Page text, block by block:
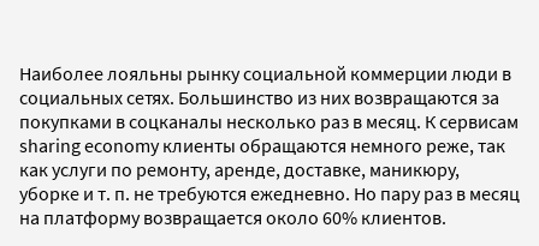
Наиболее лояльны рынку социальной коммерции люди в
социальных сетях. Большинство из них возвращаются за
покупками в соцканалы несколько раз в месяц. К сервисам
sharing economy клиенты обращаются немного реже, так
как услуги по ремонту, аренде, доставке, маникюру,
уборке и т. п. не требуются ежедневно. Но пару раз в месяц
на платформу возвращается около 60% клиентов.